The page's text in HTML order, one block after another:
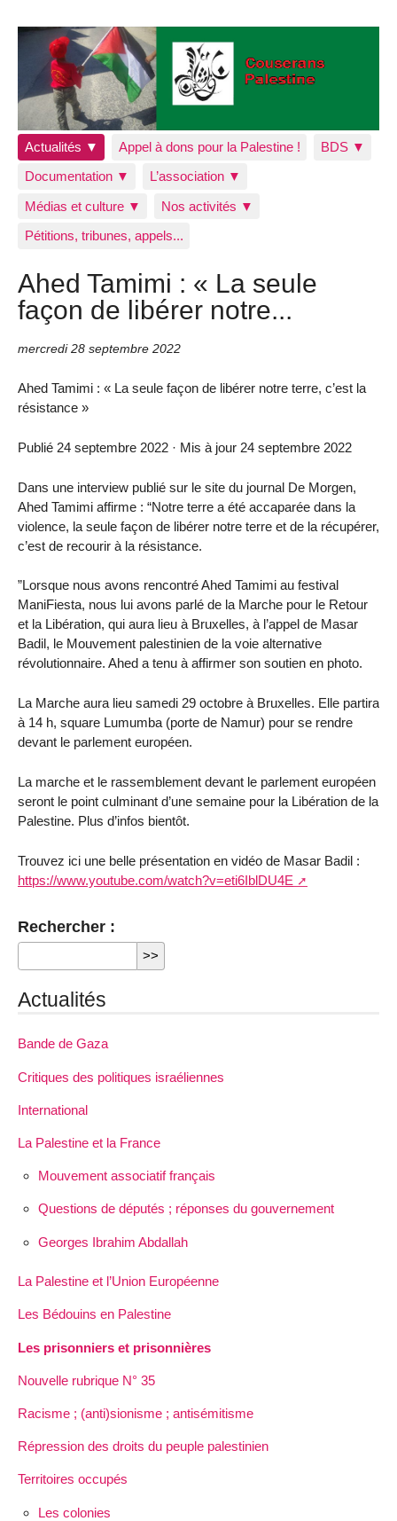
Actualités ▼ Appel à dons pour la Palestine !
BDS ▼
Documentation ▼
L’association ▼
Médias et culture ▼
Nos activités ▼
Pétitions, tribunes, appels...
Ahed Tamimi : « La seule
façon de libérer notre...
mercredi 28 septembre 2022
Ahed Tamimi : « La seule façon de libérer notre terre, c’est la
résistance »
Publié 24 septembre 2022 · Mis à jour 24 septembre 2022
Dans une interview publié sur le site du journal De Morgen,
Ahed Tamimi affirme : “Notre terre a été accaparée dans la
violence, la seule façon de libérer notre terre et de la récupérer,
c’est de recourir à la résistance.
”Lorsque nous avons rencontré Ahed Tamimi au festival
ManiFiesta, nous lui avons parlé de la Marche pour le Retour
et la Libération, qui aura lieu à Bruxelles, à l’appel de Masar
Badil, le Mouvement palestinien de la voie alternative
révolutionnaire. Ahed a tenu à affirmer son soutien en photo.
La Marche aura lieu samedi 29 octobre à Bruxelles. Elle partira
à 14 h, square Lumumba (porte de Namur) pour se rendre
devant le parlement européen.
La marche et le rassemblement devant le parlement européen
seront le point culminant d’une semaine pour la Libération de la
Palestine. Plus d’infos bientôt.
Trouvez ici une belle présentation en vidéo de Masar Badil :
https://www.youtube.com/watch?v=eti6IblDU4E
Rechercher :
Actualités
Bande de Gaza
Critiques des politiques israéliennes
International
La Palestine et la France
Mouvement associatif français
Questions de députés ; réponses du gouvernement
Georges Ibrahim Abdallah
La Palestine et l’Union Européenne
Les Bédouins en Palestine
Les prisonniers et prisonnières
Nouvelle rubrique N° 35
Racisme ; (anti)sionisme ; antisémitisme
Répression des droits du peuple palestinien
Territoires occupés
Les colonies